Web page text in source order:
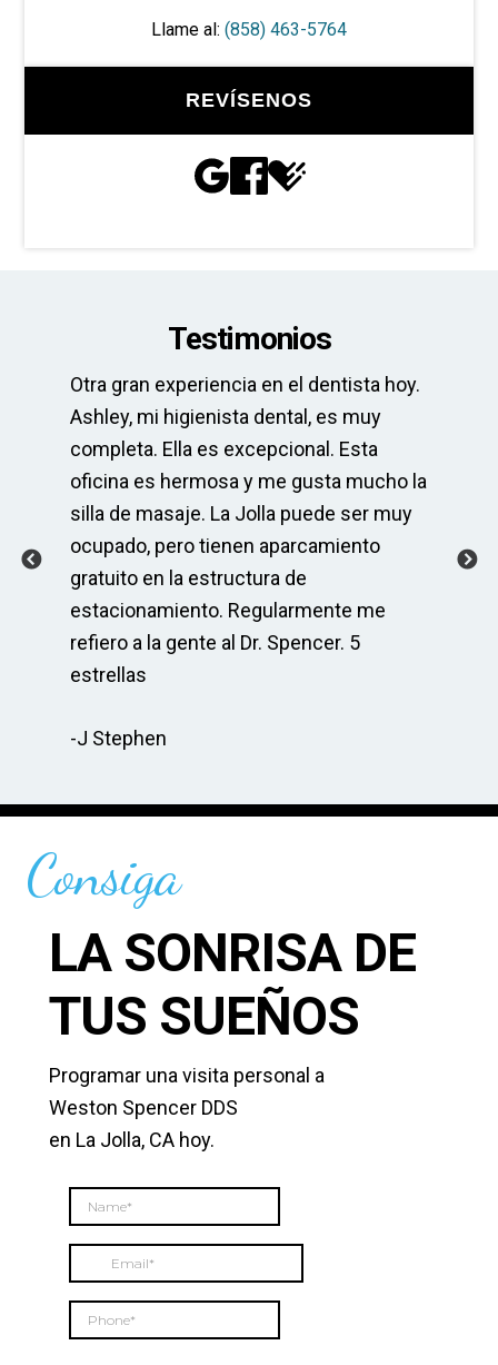
Llame al: (858) 463-5764
REVÍSENOS
Testimonios
Otra gran experiencia en el dentista hoy.
Ashley, mi higienista dental, es muy
completa. Ella es excepcional. Esta
oficina es hermosa y me gusta mucho la
silla de masaje. La Jolla puede ser muy
ocupado, pero tienen aparcamiento
gratuito en la estructura de
estacionamiento. Regularmente me
refiero a la gente al Dr. Spencer. 5
estrellas
-J Stephen
Consiga
LA SONRISA DE
TUS SUEÑOS
Programar una visita personal a
Weston Spencer DDS
en La Jolla, CA hoy.